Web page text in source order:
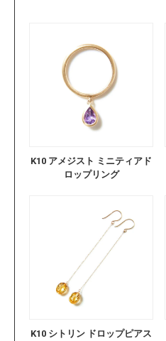
K10 アメジスト ミニティアド
ロップリング
K10 シトリン ドロップピアス